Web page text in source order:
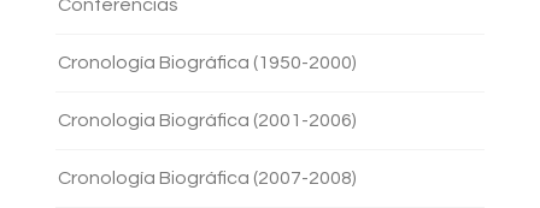
Conferencias
Cronología Biográfica (1950-2000)
Cronologia Biográfica (2001-2006)
Cronología Biográfica (2007-2008)